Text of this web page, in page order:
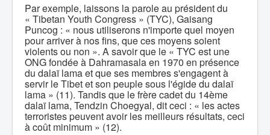
Par exemple, laissons la parole au président du
« Tibetan Youth Congress » (TYC), Gaisang
Puncog : « nous utiliserons n'importe quel moyen
pour arriver à nos fins, que ces moyens soient
violents ou non ». A savoir que le « TYC est une
ONG fondée à Dahramasala en 1970 en présence
du dalaï lama et que ses membres s'engagent à
servir le Tibet et son peuple sous l'égide du dalaï
lama » (11). Tandis que le frère cadet du 14ème
dalaï lama, Tendzin Choegyal, dit ceci : « les actes
terroristes peuvent avoir les meilleurs résultats, ceci
à coût minimum » (12).